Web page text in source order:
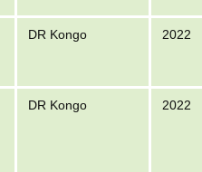
DR Kongo 2022
DR Kongo 2022